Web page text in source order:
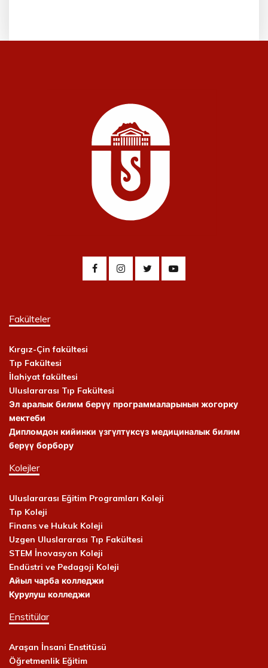
Fakülteler
Kırgız-Çin fakültesi
Tıp Fakültesi
İlahiyat fakültesi
Uluslararası Tıp Fakültesi
Эл аралык билим берүү программаларынын жогорку
мектеби
Дипломдон кийинки үзгүлтүксүз медициналык билим
берүү борбору
Kolejler
Uluslararası Eğitim Programları Koleji
Tıp Koleji
Finans ve Hukuk Koleji
Uzgen Uluslararası Tıp Fakültesi
STEM İnovasyon Koleji
Endüstri ve Pedagoji Koleji
Айыл чарба колледжи
Курулуш колледжи
Enstitülar
Araşan İnsani Enstitüsü
Öğretmenlik Eğitim